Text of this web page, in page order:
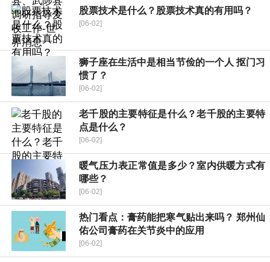
股票技术是什么？股票技术真的有用吗？
[06-02]
狮子座在生活中是相当节俭的一个人 抠门习
惯了？
[06-02]
老千股的主要特征是什么？老千股的主要特
点是什么？
[06-02]
暖气压力表正常值是多少？室内供暖方式有
哪些？
[06-02]
热门看点：膏药能把寒气贴出来吗？ 郑州仙
佑公司膏药在关节炎中的应用
[06-02]